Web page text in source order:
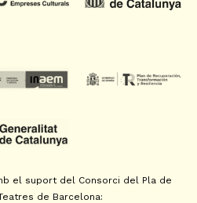
el suport del Consorci del Pla de
de Barcelona: